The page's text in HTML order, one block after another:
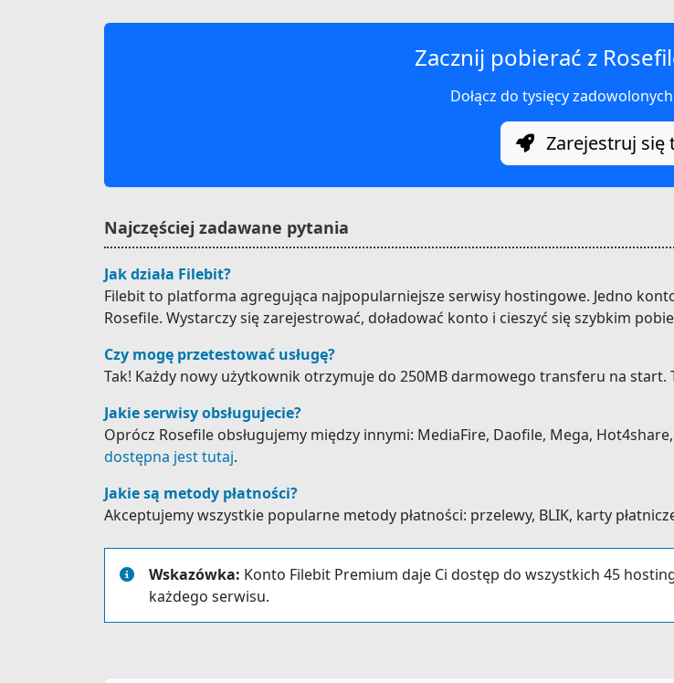
Zacznij pobierać z
Dołącz do tysięcy
Zarejestruj się
Najczęściej zadawane pytania
Jak działa Filebit?
Filebit to platforma agregująca najpopularniejsze serwisy hostingowe. Jedno
Rosefile. Wystarczy się zarejestrować, doładować konto i cieszyć się szybkim
Czy mogę przetestować usługę?
Tak! Każdy nowy użytkownik otrzymuje do 250MB darmowego transferu na start.
Jakie serwisy obsługujecie?
Oprócz Rosefile obsługujemy między innymi: MediaFire, Daofile, Mega,
dostępna jest tutaj.
Jakie są metody płatności?
Akceptujemy wszystkie popularne metody płatności: przelewy, BLIK, karty
Wskazówka: Konto Filebit Premium daje Ci dostęp do wszystkich 45
każdego serwisu.